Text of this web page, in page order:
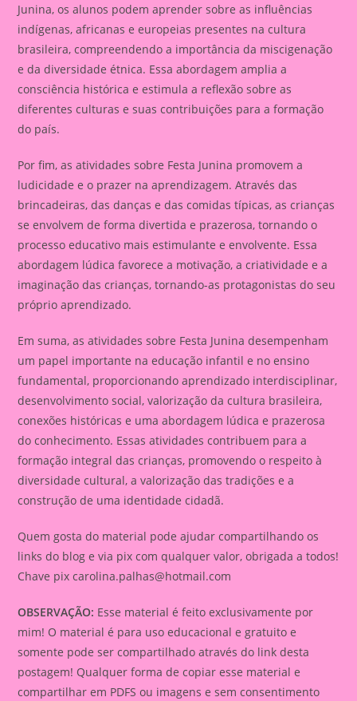
Junina, os alunos podem aprender sobre as influências
indígenas, africanas e europeias presentes na cultura
brasileira, compreendendo a importância da miscigenação
e da diversidade étnica. Essa abordagem amplia a
consciência histórica e estimula a reflexão sobre as
diferentes culturas e suas contribuições para a formação
do país.
Por fim, as atividades sobre Festa Junina promovem a
ludicidade e o prazer na aprendizagem. Através das
brincadeiras, das danças e das comidas típicas, as crianças
se envolvem de forma divertida e prazerosa, tornando o
processo educativo mais estimulante e envolvente. Essa
abordagem lúdica favorece a motivação, a criatividade e a
imaginação das crianças, tornando-as protagonistas do seu
próprio aprendizado.
Em suma, as atividades sobre Festa Junina desempenham
um papel importante na educação infantil e no ensino
fundamental, proporcionando aprendizado interdisciplinar,
desenvolvimento social, valorização da cultura brasileira,
conexões históricas e uma abordagem lúdica e prazerosa
do conhecimento. Essas atividades contribuem para a
formação integral das crianças, promovendo o respeito à
diversidade cultural, a valorização das tradições e a
construção de uma identidade cidadã.
Quem gosta do material pode ajudar compartilhando os
links do blog e via pix com qualquer valor, obrigada a todos!
Chave pixcarolina.palhas@hotmail.com
OBSERVAÇÃO: Esse material é feito exclusivamente por
mim! O material é para uso educacional e gratuito e
somente pode ser compartilhado através do link desta
postagem! Qualquer forma de copiar esse material e
compartilhar em PDFS ou imagens e sem consentimento